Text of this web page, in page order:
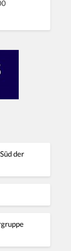
der